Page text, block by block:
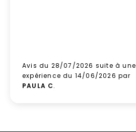
Avis du 28/07/2026 suite à une
expérience du 14/06/2026 par
PAULA C.